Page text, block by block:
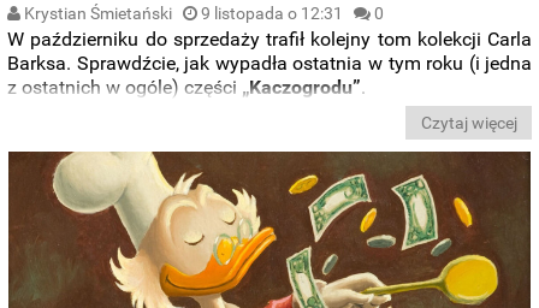
Krystian Śmietański 9 listopada o 12:31 0
W październiku do sprzedaży trafił kolejny tom kolekcji Carla
Barksa. Sprawdźcie, jak wypadła ostatnia w tym roku (i jedna
z ostatnich w ogóle) części „Kaczogrodu”.
Czytaj więcej